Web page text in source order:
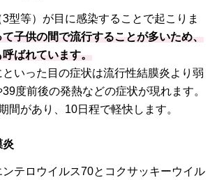
型等）が目に感染することで起こりま
子供の間で流行することが多いため、
ばれています。
といった目の症状は流行性結膜炎より弱
度前後の発熱などの症状が現れます。
間があり、10日程で軽快します。
炎
テロウイルス70とコクサッキーウイル